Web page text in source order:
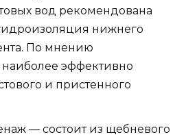
вод рекомендована
нижнего
По мнению
наиболее эффективно
и пристенного
— состоит из щебневого